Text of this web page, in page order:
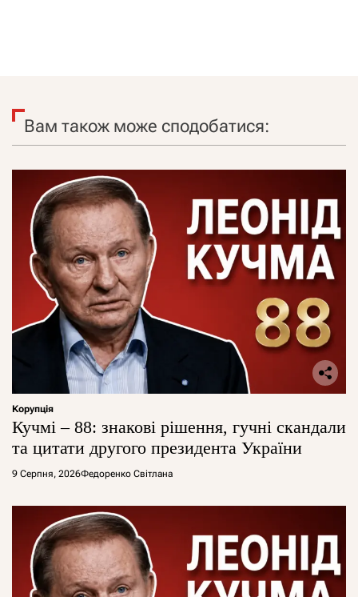
Вам також може сподобатися:
Корупція
Кучмі – 88: знакові рішення, гучні скандали
та цитати другого президента України
9 Серпня, 2026Федоренко Світлана